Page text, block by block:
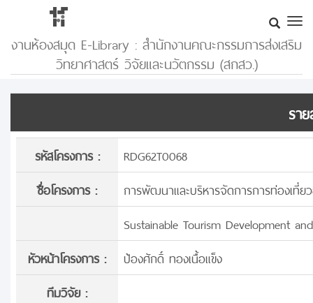
งานห้องสมุด E-Library : สำนักงานคณะกรรมการส่งเสริม
วิทยาศาสตร์ วิจัยและนวัตกรรม (สกสว.)
รา
รหัสโครงการ :
RDG62T0068
ชื่อโครงการ :
การพัฒนาและบริหารจัดการการท่องเที่
Sustainable Tourism Development
หัวหน้าโครงการ :
ป้องศักดิ์ ทองเนื้อแข็ง
ทีมวิจัย :